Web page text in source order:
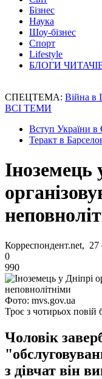
Бізнес
Наука
Шоу-бізнес
Спорт
Lifestyle
БЛОГИ
СПЕЦТЕМА: Війна в
ВСІ ТЕМИ
Вступ України
Теракт в
Іноземець
Корреспондент.net, 27
0
990
Фото: mvs.gov.ua
Троє з чотирьох повій
Чоловік
з дівчат він